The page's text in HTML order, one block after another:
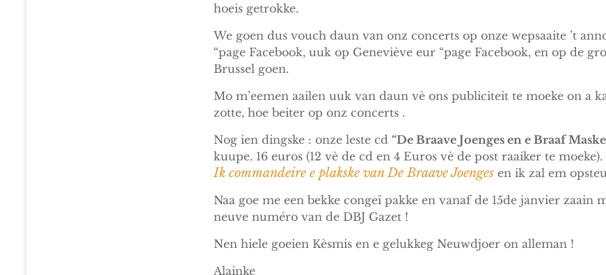
hoeis getrokke.
We goen dus vouch daun van onz concerts op onze wepsaaite ’t
“page Facebook, uuk op Geneviève eur “page Facebook, en op de
Brussel goen.
Mo m’eemen aailen uuk van daun vè ons publiciteit te moeke on a
zotte, hoe beiter op onz concerts .
Nog ien dingske : onze leste cd “De Braave Joenges en e Braaf
kuupe. 16 euros (12 vè de cd en 4 Euros vè de post raaiker te
Ik commandeire e plakske van De Braave Joenges en ik zal em
Naa goe me een bekke congeï pakke en vanaf de 15de janvier zaain
neuve numéro van de DBJ Gazet !
Nen hiele goeien Kèsmis en e gelukkeg Neuwdjoer on alleman !
Alainke